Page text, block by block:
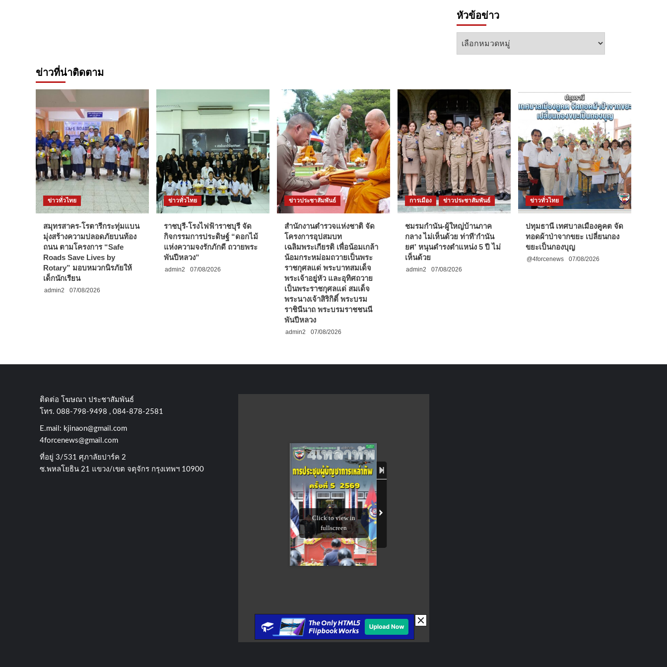
หัวข้อข่าว
หัวข้อ
ข่าวที่น่าติดตาม
ข่าวทั่วไทย
สมุทรสาคร-โรตารีกระทุ่มแบน
มุ่งสร้างความปลอดภัยบนท้อง
ถนน ตามโครงการ “Safe
Roads Save Lives by
Rotary” มอบหมวกนิรภัยให้
เด็กนักเรียน
admin2 07/08/2026
ข่าวทั่วไทย
ราชบุรี-โรงไฟฟ้าราชบุรี จัด
กิจกรรมการประดิษฐ์ “ดอกไม้
แห่งความจงรักภักดี ถวายพระ
พันปีหลวง”
admin2 07/08/2026
ข่าวประชาสัมพันธ์
สำนักงานตำรวจแห่งชาติ จัด
โครงการอุปสมบท
เฉลิมพระเกียรติ เพื่อน้อมเกล้า
น้อมกระหม่อมถวายเป็นพระ
ราชกุศลแด่ พระบาทสมเด็จ
พระเจ้าอยู่หัว และอุทิศถวาย
เป็นพระราชกุศลแด่ สมเด็จ
พระนางเจ้าสิริกิติ์ พระบรม
ราชินีนาถ พระบรมราชชนนี
พันปีหลวง
admin2 07/08/2026
การเมือง ข่าวประชาสัมพันธ์
ชมรมกำนัน-ผู้ใหญ่บ้านภาค
กลาง ไม่เห็นด้วย ท่าที’กำนัน
ยศ’ หนุนดำรงตำแหน่ง 5 ปี ไม่
เห็นด้วย
admin2 07/08/2026
ข่าวทั่วไทย
ปทุมธานี เทศบาลเมืองคูคต จัด
ทอดผ้าป่าจากขยะ เปลี่ยนกอง
ขยะเป็นกองบุญ
@4forcenews 07/08/2026
ติดต่อ​ โฆษณา​ ประชาสัมพันธ์
โทร​. 088-798-9498 , 084-878-2581
E.mail: kjinaon@gmail.com
4forcenews@gmail.com
ที่อยู่​ 3/531​ ศุภาลัยปาร์ค​ 2
ซ.พหลโยธิน​ 21​ แขวง/เขต​ จตุจักร​ กรุงเทพฯ 10900